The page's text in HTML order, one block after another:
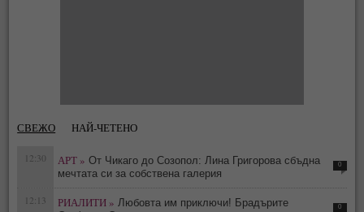
СВЕЖО НАЙ-ЧЕТЕНО
12:30 АРТ » От Чикаго до Созопол: Лина Григорова сбъдна
мечтата си за собствена галерия
0
12:13 РИАЛИТИ » Любовта им приключи! Брадърите
0